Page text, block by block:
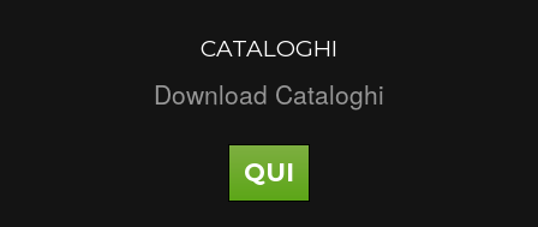
CATALOGHI
Download Cataloghi
QUI